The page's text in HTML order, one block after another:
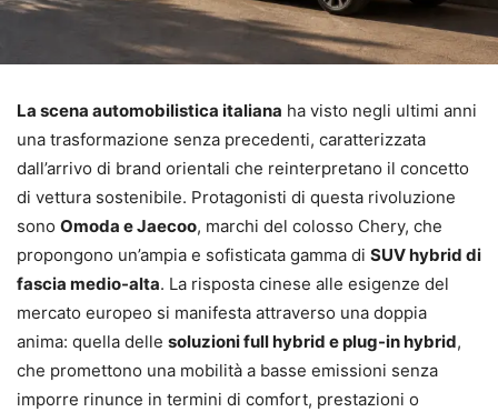
La scena automobilistica italiana ha visto negli ultimi anni
una trasformazione senza precedenti, caratterizzata
dall’arrivo di brand orientali che reinterpretano il concetto
di vettura sostenibile. Protagonisti di questa rivoluzione
sono Omoda e Jaecoo, marchi del colosso Chery, che
propongono un’ampia e sofisticata gamma di SUV hybrid di
fascia medio-alta. La risposta cinese alle esigenze del
mercato europeo si manifesta attraverso una doppia
anima: quella delle soluzioni full hybrid e plug-in hybrid,
che promettono una mobilità a basse emissioni senza
imporre rinunce in termini di comfort, prestazioni o